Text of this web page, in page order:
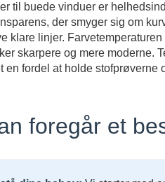
til buede vinduer er
der smyger sig om
klare linjer.
skarpere og mere moderne.
en fordel at holde
foregår et